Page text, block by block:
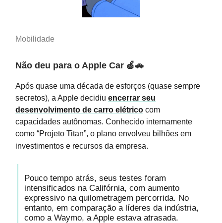
Mobilidade
Não deu para o Apple Car 🍏🚗
Após quase uma década de esforços (quase sempre
secretos), a Apple decidiu encerrar seu
desenvolvimento de carro elétrico com
capacidades autônomas. Conhecido internamente
como “Projeto Titan”, o plano envolveu bilhões em
investimentos e recursos da empresa.
Pouco tempo atrás, seus testes foram
intensificados na Califórnia, com aumento
expressivo na quilometragem percorrida. No
entanto, em comparação a líderes da indústria,
como a Waymo, a Apple estava atrasada.